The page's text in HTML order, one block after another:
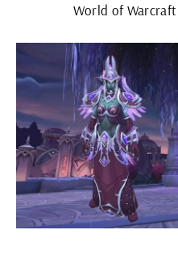
World of